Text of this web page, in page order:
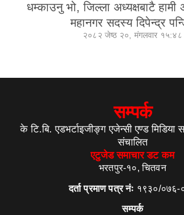
धम्काउनु भो, जिल्ला अध्यक्षबाटै हामी
महानगर सदस्य दिपेन्द्र
२०८२ जेष्ठ २०, मंगलवार १५:४८
सम्पर्क
के टि.बि. एडभर्टाइजीङ्ग एजेन्सी एण्ड मिडिया
संचालित
एटुजेड समाचार डट कम
भरतपुर-१०, चितवन
दर्ता प्रमाण पत्र नंः १९३०/०७६-
सम्पर्क